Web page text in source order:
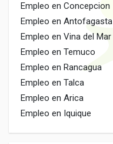
Empleo en Concepcion
Empleo en Antofagasta
Empleo en Vina del Mar
Empleo en Temuco
Empleo en Rancagua
Empleo en Talca
Empleo en Arica
Empleo en Iquique